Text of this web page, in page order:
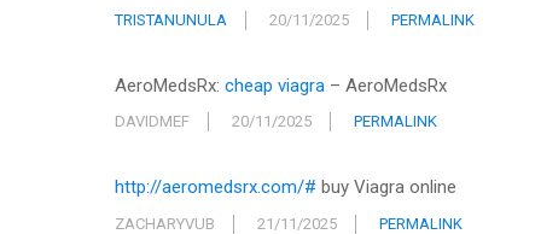
TRISTANUNULA 20/11/2025 PERMALINK
AeroMedsRx: cheap viagra – AeroMedsRx
DAVIDMEF 20/11/2025 PERMALINK
http://aeromedsrx.com/# buy Viagra online
ZACHARYVUB 21/11/2025 PERMALINK